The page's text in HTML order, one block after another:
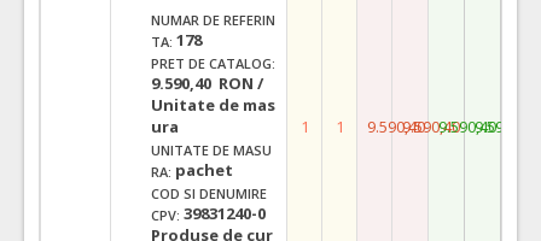
NUMAR DE REFERIN
TA: 178
PRET DE CATALOG:
9.590,40 RON /
Unitate de mas
ura
UNITATE DE MASU
RA: pachet
COD SI DENUMIRE
CPV: 39831240-0
Produse de cur
1 1 9.590,409.590,409.590,409.590,40